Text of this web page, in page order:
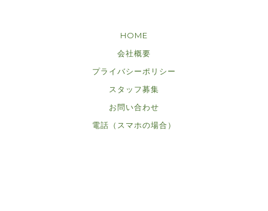
HOME
会社概要
プライバシーポリシー
スタッフ募集
お問い合わせ
電話（スマホの場合）